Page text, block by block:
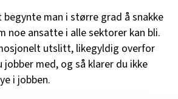
begynte man i større grad å snakke
noe ansatte i alle sektorer kan bli.
utslitt, likegyldig overfor
jobber med, og så klarer du ikke
i jobben.